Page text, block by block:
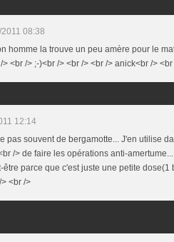
08:38
homme la trouve un peu amère pour le
> <br /> ;-)<br /> <br /> <br /> anick<br />
12:14
pas souvent de bergamotte... J'en utilise
/> de faire les opérations anti-
être parce que c'est juste une petite dose(1
<br />